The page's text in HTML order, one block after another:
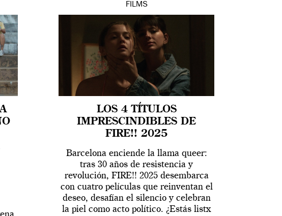
FILMS
LOS 4 TÍTULOS
IMPRESCINDIBLES DE
FIRE!! 2025
Barcelona enciende la llama queer:
tras 30 años de resistencia y
revolución, FIRE!! 2025 desembarca
con cuatro películas que reinventan el
deseo, desafían el silencio y celebran
la piel como acto político. ¿Estás listx